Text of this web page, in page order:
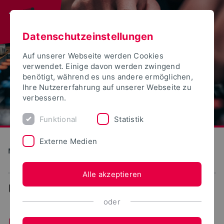
Medien und Kultur
... Über uns
Datenschutzeinstellungen
Auf unserer Webseite werden Cookies
verwendet. Einige davon werden zwingend
benötigt, während es uns andere ermöglichen,
Ihre Nutzererfahrung auf unserer Webseite zu
verbessern.
Funktional Statistik
Externe Medien
Alle akzeptieren
oder